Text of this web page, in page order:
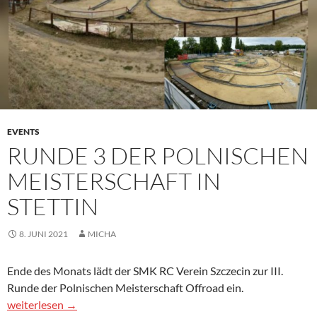
EVENTS
RUNDE 3 DER POLNISCHEN
MEISTERSCHAFT IN
STETTIN
8. JUNI 2021 MICHA
Ende des Monats lädt der SMK RC Verein Szczecin zur III.
Runde der Polnischen Meisterschaft Offroad ein.
Runde 3 der Polnischen Meisterschaft in Stettin
weiterlesen →